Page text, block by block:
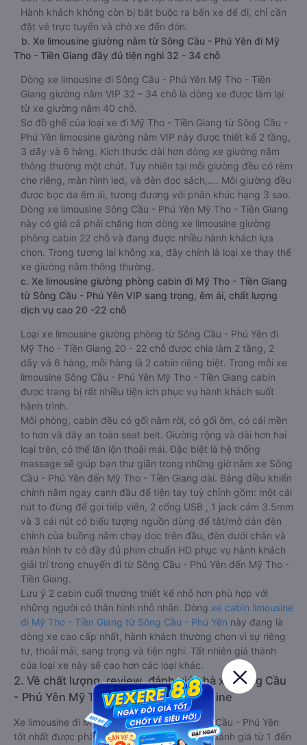
Hành khách không còn bị bắt buộc ra bến xe để đi, chỉ cần
đặt vé trực tuyến và chờ xe đến đón.
b. Xe limousine giường nằm từ Sông Cầu - Phú Yên đi Mỹ
Tho - Tiền Giang đầy đủ tiện nghi 32 - 34 chỗ
Dòng xe limousine đi Sông Cầu - Phú Yên Mỹ Tho - Tiền
Giang giường nằm VIP 32 – 34 chỗ là dòng xe được làm lại
từ xe giường nằm 40 chỗ.
Sơ đồ ghế của loại xe đi Mỹ Tho - Tiền Giang từ Sông Cầu -
Phú Yên limousine giường nằm VIP này được thiết kế 2 tầng,
3 dãy và 6 hàng. Kích thước dài hơn dòng xe giường nằm
thông thường một chút. Tuy nhiên tại mỗi giường đều có rèm
che riêng, màn hình led, và đèn đọc sách,…. Mỗi giường đều
được bọc da êm ái, tương đương với phân khúc hạng 3 sao.
Dòng xe limousine Sông Cầu - Phú Yên Mỹ Tho - Tiền Giang
này có giá cả phải chăng hơn dòng xe limousine giường
phòng cabin 22 chỗ và đang được nhiều hành khách lựa
chọn. Trong tương lai không xa, đây chính là loại xe thay thế
xe giường nằm thông thường.
c. Xe limousine giường phòng cabin đi Mỹ Tho - Tiền Giang
từ Sông Cầu - Phú Yên VIP sang trọng, êm ái, chất lượng
dịch vụ cao 20 -22 chỗ
Loại xe limousine giường phòng từ Sông Cầu - Phú Yên đi
Mỹ Tho - Tiền Giang 20 - 22 chỗ được chia làm 2 tầng, 2
dãy và 6 hàng, mỗi hàng là 2 cabin riêng biệt. Trong mỗi xe
limousine Sông Cầu - Phú Yên Mỹ Tho - Tiền Giang cabin
được trang bị rất nhiều tiện ích phục vụ hành khách suốt
hành trình.
Mỗi phòng, cabin đều có gối nằm rời, có gối ôm, có cái mền
to hơn và dây an toàn seat belt. Giường rộng và dài hơn hai
loại trên, có thể lăn lộn thoải mái. Đặc biệt là hệ thống
massage sẽ giúp bạn thư giãn trong những giờ nằm xe Sông
Cầu - Phú Yên đến Mỹ Tho - Tiền Giang dài. Bảng điều khiển
chính nằm ngay cạnh đầu để tiện tay tuỳ chỉnh gồm: một cái
nút to đùng để gọi tiếp viên, 2 cổng USB , 1 jack cắm 3.5mm
và 3 cái nút có biểu tượng nguồn dùng để tắt/mở dàn đèn
chính của buồng nằm chạy dọc trên đầu, đèn dưới chân và
màn hình tv có đầy đủ phim chuẩn HD phục vụ hành khách
giải trí trong chuyến đi từ Sông Cầu - Phú Yên đến Mỹ Tho -
Tiền Giang.
Lưu ý 2 cabin cuối thường thiết kế nhỏ hơn phù hợp với
những người có thân hình nhỏ nhắn. Dòng xe cabin limousine
đi Mỹ Tho - Tiền Giang từ Sông Cầu - Phú Yên này đang là
dòng xe cao cấp nhất, hành khách thường chọn vì sự riêng
tư, thoải mái, sang trọng và tiện nghi. Tất nhiên giá thành
của loại xe này sẽ cao hơn các loại khác.
2. Về chất lượng, review, đánh giá nhà xe Sông Cầu
- Phú Yên Mỹ Tho - Tiền Giang limousine
Xe limousine đi Mỹ Tho - Tiền Giang từ Sông Cầu - Phú Yên
tốt nhất được phân loại chất lượng dựa trên đánh giá từ 1 đến